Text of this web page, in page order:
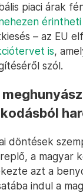
piaci árak
érintheti
– az EU
is,
szól.
döntések
a magyar
azt a
indul a